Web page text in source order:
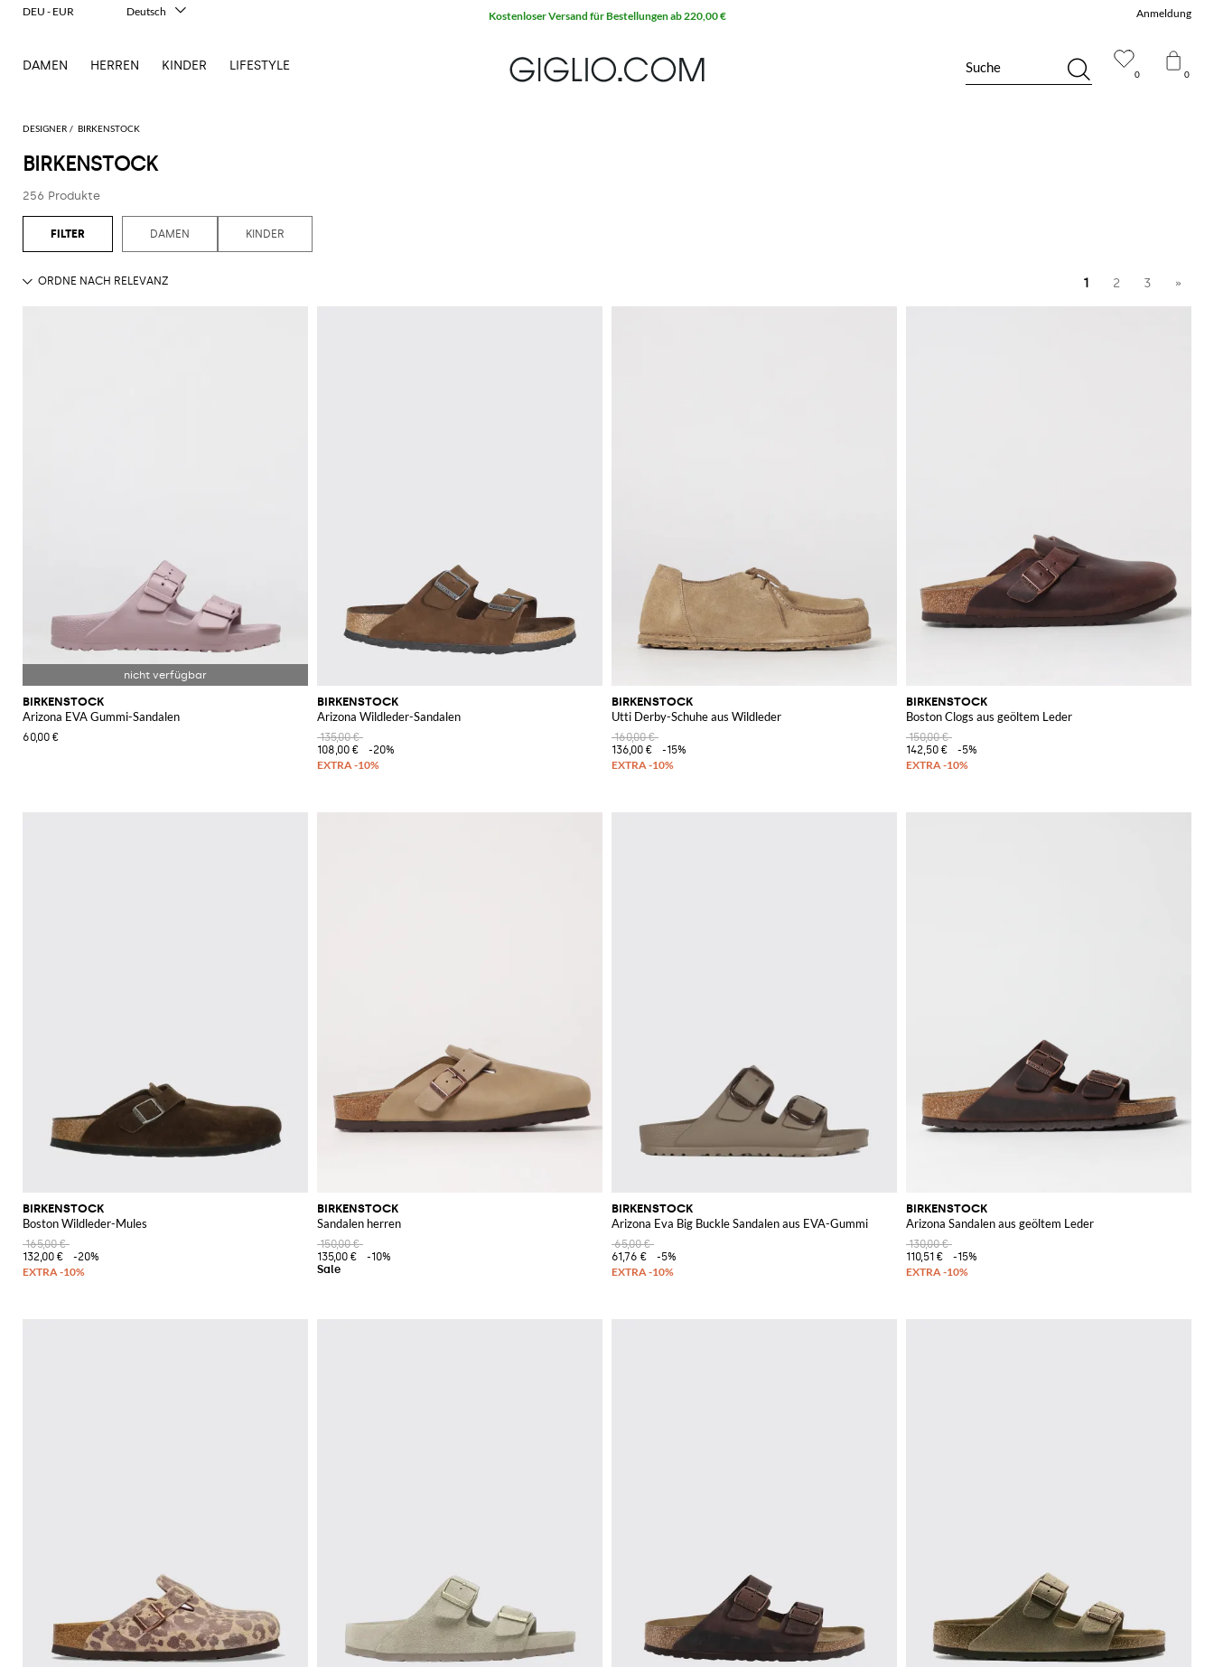
DESIGNER BIRKENSTOCK
BIRKENSTOCK
256 Produkte
DAMEN KINDER
1 2 3 »
BIRKENSTOCK
Arizona EVA Gummi-Sandalen
60,00 €
BIRKENSTOCK
Arizona Wildleder-Sandalen
135,00 €
108,00 €
-20%
BIRKENSTOCK
Utti Derby-Schuhe aus Wildleder
160,00 €
136,00 €
-15%
BIRKENSTOCK
Boston Clogs aus geöltem Leder
150,00 €
142,50 €
-5%
BIRKENSTOCK
Boston Wildleder-Mules
165,00 €
132,00 €
-20%
BIRKENSTOCK
Sandalen herren
150,00 €
135,00 €
-10%
BIRKENSTOCK
Arizona Eva Big Buckle Sandalen aus EVA-Gummi
65,00 €
61,76 €
-5%
BIRKENSTOCK
Arizona Sandalen aus geöltem Leder
130,00 €
110,51 €
-15%
0 0
Suche
Anmeldung
DAMEN HERREN KINDER LIFESTYLE
Kostenloser Versand für Bestellungen ab 220,00 €
DEU - EUR
Deutsch
Français
日本語
Русский